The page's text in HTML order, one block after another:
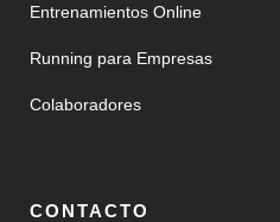
Entrenamientos Online
Running para Empresas
Colaboradores
CONTACTO